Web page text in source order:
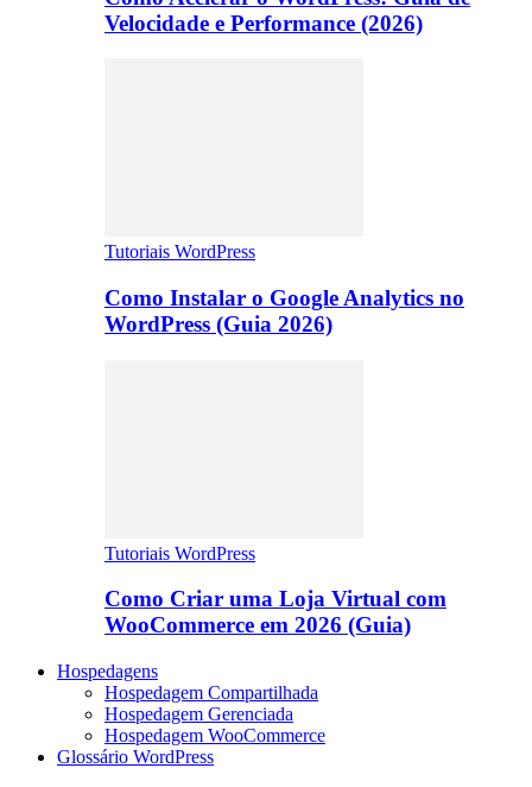
Velocidade e Performance (2026)
Tutoriais WordPress
Como Instalar o Google Analytics no
WordPress (Guia 2026)
Tutoriais WordPress
Como Criar uma Loja Virtual com
WooCommerce em 2026 (Guia)
Hospedagens
Hospedagem Compartilhada
Hospedagem Gerenciada
Hospedagem WooCommerce
Glossário WordPress